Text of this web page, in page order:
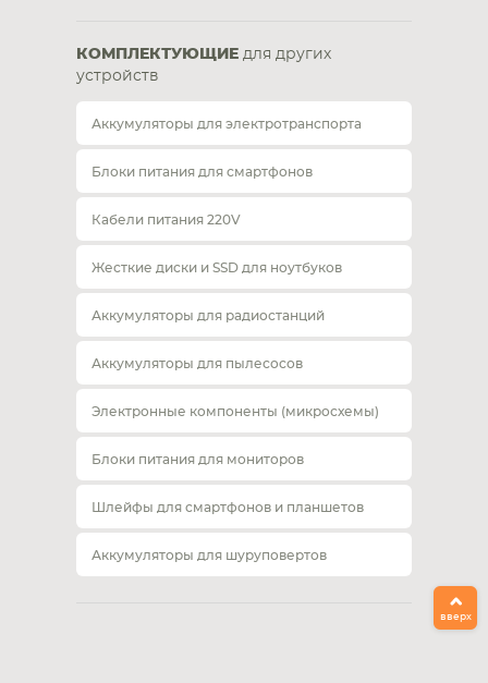
КОМПЛЕКТУЮЩИЕ для других
устройств
Аккумуляторы для электротранспорта
Блоки питания для смартфонов
Кабели питания 220V
Жесткие диски и SSD для ноутбуков
Аккумуляторы для радиостанций
Аккумуляторы для пылесосов
Электронные компоненты (микросхемы)
Блоки питания для мониторов
Шлейфы для смартфонов и планшетов
Аккумуляторы для шуруповертов
вверх